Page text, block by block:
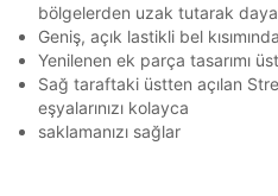
bölgelerden uzak tutarak
Geniş, açık lastikli bel
Yenilenen ek parça tasarımı
Sağ taraftaki üstten açılan
eşyalarınızı kolayca
saklamanızı sağlar
Çağrı Merkezi / Arama
Kişisel verilerimin Doğuş
Aksesuar Ticaret A.Ş.
markalara ait ürünlerin
Doğuş Grubu
verilerimin